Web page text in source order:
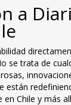
a
se trata de
están
Chile y más